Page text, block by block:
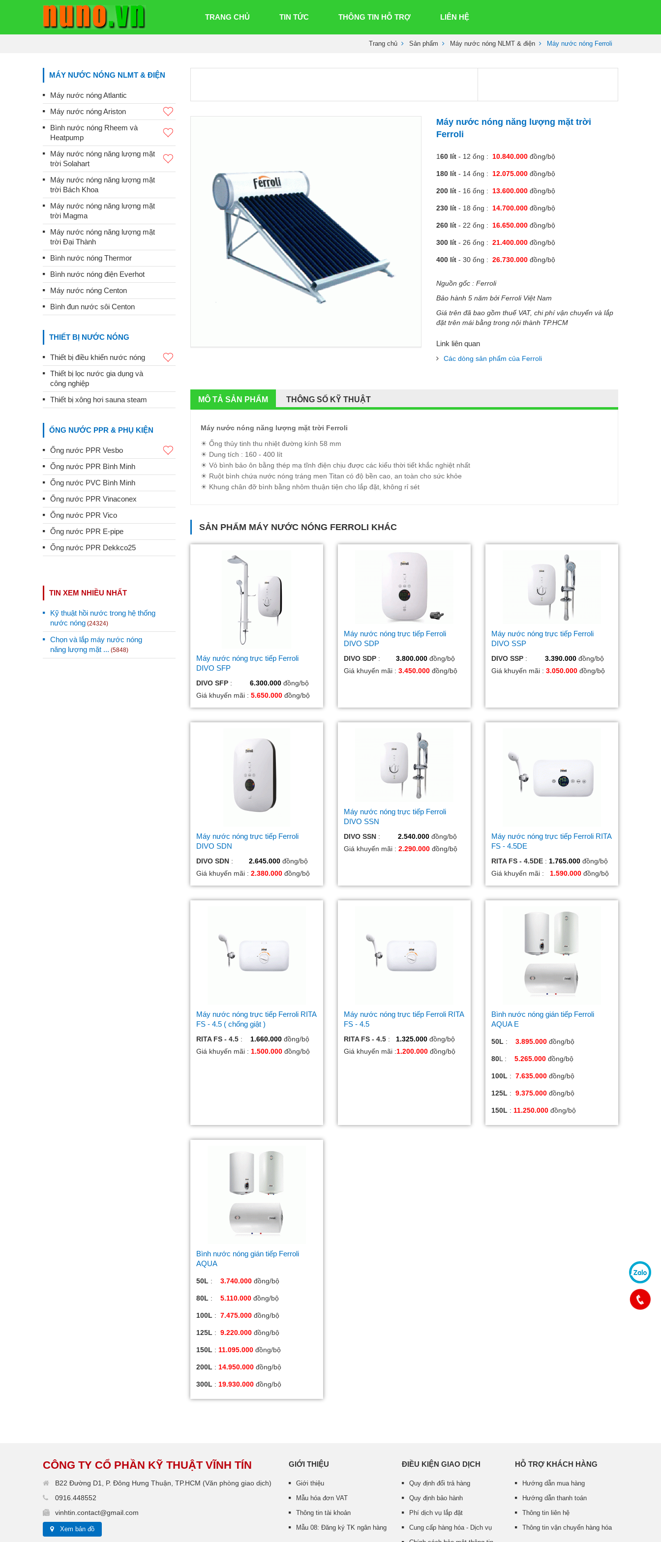
TRANG CHỦ TIN TỨC THÔNG TIN HỖ TRỢ LIÊN HỆ
Trang chủ Sản phẩm Máy nước nóng NLMT & điện Máy nước nóng Ferroli
MÁY NƯỚC NÓNG NLMT & ĐIỆN
Máy nước nóng Atlantic
Máy nước nóng Ariston
Bình nước nóng Rheem và
Heatpump
Máy nước nóng năng lượng mặt
trời Solahart
Máy nước nóng năng lượng mặt
trời Bách Khoa
Máy nước nóng năng lượng mặt
trời Magma
Máy nước nóng năng lượng mặt
trời Đại Thành
Bình nước nóng Thermor
Bình nước nóng điện Everhot
Máy nước nóng Centon
Bình đun nước sôi Centon
THIẾT BỊ NƯỚC NÓNG
Thiết bị điều khiển nước nóng
Thiết bị lọc nước gia dụng và
công nghiệp
Thiết bị xông hơi sauna steam
ỐNG NƯỚC PPR & PHỤ KIỆN
Ống nước PPR Vesbo
Ống nước PPR Bình Minh
Ống nước PVC Bình Minh
Ống nước PPR Vinaconex
Ống nước PPR Vico
Ống nước PPR E-pipe
Ống nước PPR Dekkco25
TIN XEM NHIỀU NHẤT
Kỹ thuật hồi nước trong hệ thống
nước nóng (24324)
Chọn và lắp máy nước nóng
năng lượng mặt ... (5848)
Máy nước nóng năng lượng mặt trời
Ferroli
160 lít - 12 ống : 10.840.000 đồng/bộ
180 lít - 14 ống : 12.075.000 đồng/bộ
200 lít - 16 ống : 13.600.000 đồng/bộ
230 lít - 18 ống : 14.700.000 đồng/bộ
260 lít - 22 ống : 16.650.000 đồng/bộ
300 lít - 26 ống :21.400.000 đồng/bộ
400 lít- 30 ống :26.730.000 đồng/bộ
Nguồn gốc : Ferroli
Bảo hành 5 năm bởi Ferroli Việt Nam
Giá trên đã bao gồm thuế VAT, chi phí vận chuyển và lắp
đặt trên mái bằng trong nội thành TP.HCM
Link liên quan
Các dòng sản phẩm của Ferroli
MÔ TẢ SẢN PHẨM THÔNG SỐ KỸ THUẬT
Máy nước nóng năng lượng mặt trời Ferroli
☀ Ống thủy tinh thu nhiệt đường kính 58 mm
☀ Dung tích : 160 - 400 lít
☀ Vỏ bình bảo ôn bằng thép mạ tĩnh điện chịu được các kiểu thời tiết khắc nghiệt nhất
☀ Ruột bình chứa nước nóng tráng men Titan có độ bền cao, an toàn cho sức khỏe
☀ Khung chân đỡ bình bằng nhôm thuận tiện cho lắp đặt, không rỉ sét
SẢN PHẨM MÁY NƯỚC NÓNG FERROLI KHÁC
Máy nước nóng trực tiếp Ferroli
DIVO SFP
DIVO SFP : 6.300.000 đồng/bộ
Giá khuyến mãi : 5.650.000 đồng/bộ
Máy nước nóng trực tiếp Ferroli
DIVO SDP
DIVO SDP: 3.800.000đồng/bộ
Giá khuyến mãi : 3.450.000 đồng/bộ
Máy nước nóng trực tiếp Ferroli
DIVO SSP
DIVO SSP: 3.390.000đồng/bộ
Giá khuyến mãi : 3.050.000 đồng/bộ
Máy nước nóng trực tiếp Ferroli
DIVO SDN
DIVO SDN : 2.645.000 đồng/bộ
Giá khuyến mãi : 2.380.000 đồng/bộ
Máy nước nóng trực tiếp Ferroli
DIVO SSN
DIVO SSN : 2.540.000 đồng/bộ
Giá khuyến mãi : 2.290.000 đồng/bộ
Máy nước nóng trực tiếp Ferroli RITA
FS - 4.5DE
RITA FS - 4.5DE: 1.765.000đồng/bộ
Giá khuyến mãi : 1.590.000 đồng/bộ
Máy nước nóng trực tiếp Ferroli RITA
FS - 4.5 ( chống giật )
RITA FS - 4.5 : 1.660.000 đồng/bộ
Giá khuyến mãi : 1.500.000 đồng/bộ
Máy nước nóng trực tiếp Ferroli RITA
FS - 4.5
RITA FS - 4.5: 1.325.000 đồng/bộ
Giá khuyến mãi :1.200.000 đồng/bộ
Bình nước nóng gián tiếp Ferroli
AQUA E
50L : 3.895.000đồng/bộ
80L : 5.265.000 đồng/bộ
100L : 7.635.000đồng/bộ
125L : 9.375.000đồng/bộ
150L : 11.250.000đồng/bộ
Bình nước nóng gián tiếp Ferroli
AQUA
50L : 3.740.000 đồng/bộ
80L : 5.110.000 đồng/bộ
100L : 7.475.000 đồng/bộ
125L : 9.220.000 đồng/bộ
150L : 11.095.000 đồng/bộ
200L : 14.950.000 đồng/bộ
300L : 19.930.000 đồng/bộ
CÔNG TY CỔ PHẦN KỸ THUẬT VĨNH TÍN
B22 Đường D1, P. Đông Hưng Thuận, TP.HCM (Văn phòng giao dịch)
0916.448552
vinhtin.contact@gmail.com
Xem bản đồ
GIỚI THIỆU
Giới thiệu
Mẫu hóa đơn VAT
Thông tin tài khoản
Mẫu 08: Đăng ký TK ngân hàng
ĐIỀU KIỆN GIAO DỊCH
Quy định đổi trả hàng
Quy định bảo hành
Phí dịch vụ lắp đặt
Cung cấp hàng hóa - Dịch vụ
HỖ TRỢ KHÁCH HÀNG
Hướng dẫn mua hàng
Hướng dẫn thanh toán
Thông tin liên hệ
Thông tin vận chuyển hàng hóa